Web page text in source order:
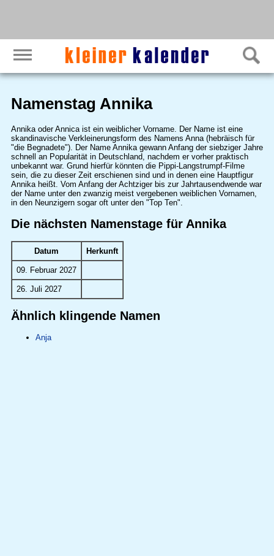
Namenstag Annika
Annika oder Annica ist ein weiblicher Vorname. Der Name ist eine
skandinavische Verkleinerungsform des Namens Anna (hebräisch für
"die Begnadete"). Der Name Annika gewann Anfang der siebziger Jahre
schnell an Popularität in Deutschland, nachdem er vorher praktisch
unbekannt war. Grund hierfür könnten die Pippi-Langstrumpf-Filme
sein, die zu dieser Zeit erschienen sind und in denen eine Hauptfigur
Annika heißt. Vom Anfang der Achtziger bis zur Jahrtausendwende war
der Name unter den zwanzig meist vergebenen weiblichen Vornamen,
in den Neunzigern sogar oft unter den "Top Ten".
Die nächsten Namenstage für Annika
Datum Herkunft
09. Februar 2027
26. Juli 2027
Ähnlich klingende Namen
Anja